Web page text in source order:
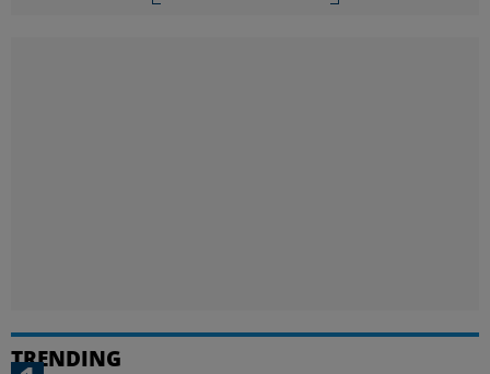
TRENDING